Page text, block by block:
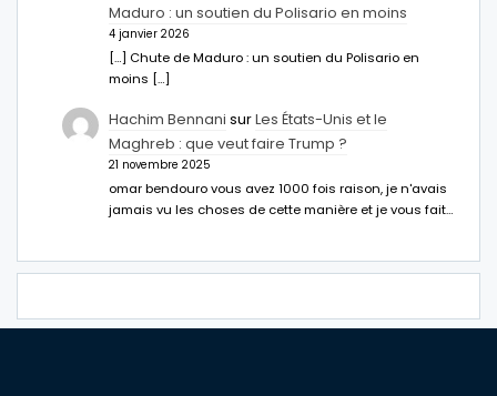
Maduro : un soutien du Polisario en moins
4 janvier 2026
[…] Chute de Maduro : un soutien du Polisario en
moins […]
Hachim Bennani surLes États-Unis et le
Maghreb : que veut faire Trump ?
21 novembre 2025
omar bendouro vous avez 1000 fois raison, je n'avais
jamais vu les choses de cette manière et je vous fait…